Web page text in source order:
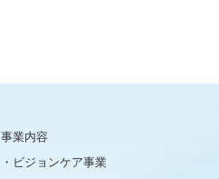
事業内容
ビジョンケア事業